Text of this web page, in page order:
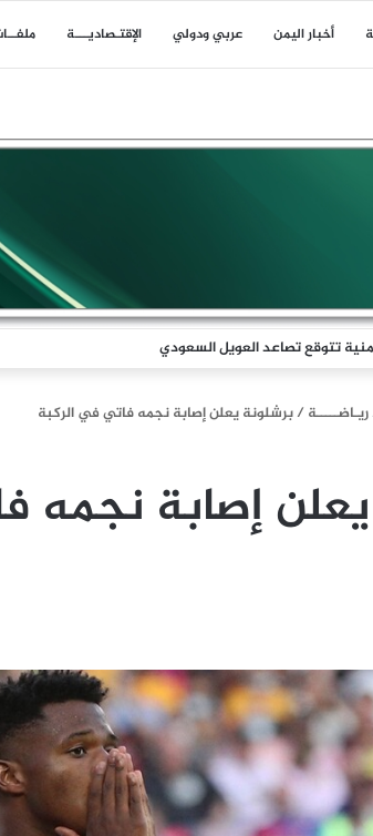
أخبار اليمن عربي ودولي اﻹقتـصاديـــة
تتوقع تصاعد العويل السعودي
ريـاضـــــة/برشلونة يعلن إصابة نجمه فاتي في الركبة
إصابة نجمه